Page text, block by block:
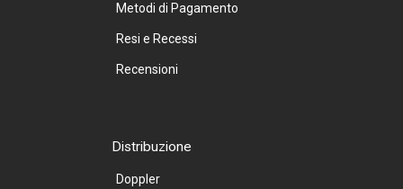
Metodi di Pagamento
Resi e Recessi
Recensioni
Distribuzione
Doppler